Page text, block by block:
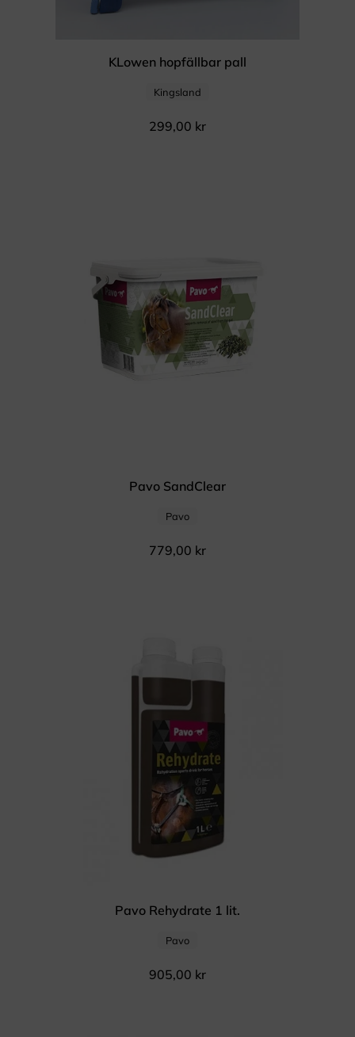
KLowen hopfällbar pall
Kingsland
299,00 kr
Pavo SandClear
Pavo
779,00 kr
Pavo Rehydrate 1 lit.
Pavo
905,00 kr